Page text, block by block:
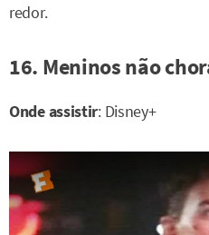
redor.
16. Meninos não
Onde assistir: Disney+